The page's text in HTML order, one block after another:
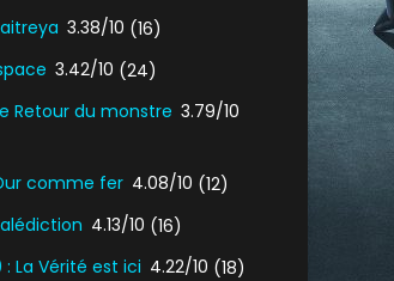
3.38/10 (16)
3.42/10 (24)
Retour du monstre 3.79/10
comme fer 4.08/10 (12)
4.13/10 (16)
: La Vérité est ici 4.22/10 (18)